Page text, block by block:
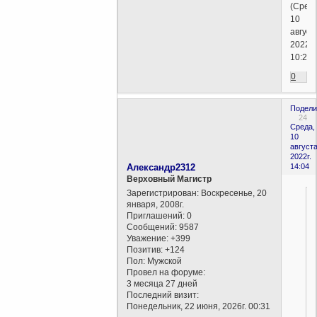
10
2022г.
10:25)
0
24
Среда,
10
2022г.
14:04
Александр2312
Верховный Магистр
Зарегистрирован: Воскресенье, 20
января, 2008г.
Приглашений: 0
Сообщений: 9587
Уважение: +399
Позитив: +124
Пол: Мужской
Провел на форуме:
3 месяца 27 дней
Последний визит:
Понедельник, 22 июня, 2026г. 00:31